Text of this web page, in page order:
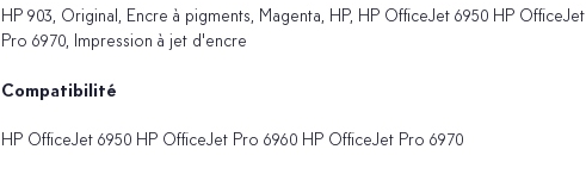
HP 903, Original, Encre à pigments, Magenta, HP, HP OfficeJet 6950 HP
Pro 6970, Impression à jet d'encre
Compatibilité
HP OfficeJet 6950 HP OfficeJet Pro 6960 HP OfficeJet Pro 6970